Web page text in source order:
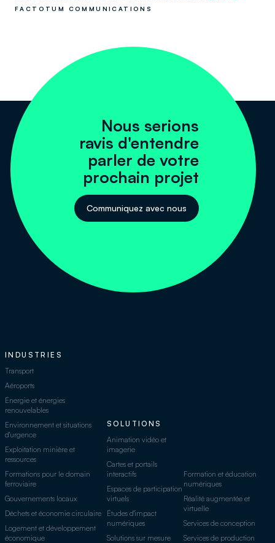
FACTOTUM COMMUNICATIONS
Nous serions
ravis d'entendre
parler de votre
prochain projet
Communiquez avec nous
INDUSTRIES
Transport
Aéroports
Énergie et énergies
renouvelables
Environnement et situations
d'urgence
Exploitation minière et
ressources
Formations pour le domain
ferroviaire
Gouvernements locaux
Déchets et économie circulaire
Logement et développement
économique
SOLUTIONS
Animation vidéo et
imagerie
Cartes et portails
interactifs
Espaces de participation
virtuels
Études d'impact
numériques
Solutions sur mesure
Formation et éducation
numériques
Réalité augmentée et
virtuelle
Services de conception
Services de production